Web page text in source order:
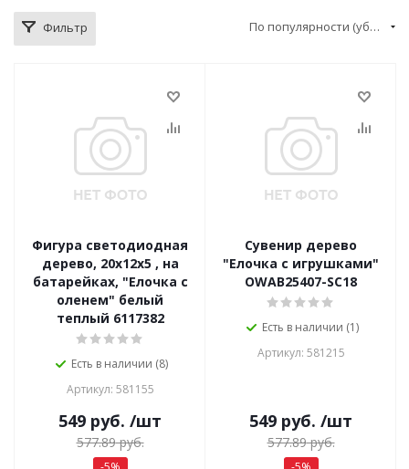
Фильтр По популярности (убывание)
Фигура светодиодная
дерево, 20х12х5 , на
батарейках, "Елочка с
оленем" белый
теплый 6117382
Есть в наличии (8)
Артикул: 581155
549 руб. /шт
577.89руб.
Сувенир дерево
"Елочка с игрушками"
OWAB25407-SC18
Есть в наличии (1)
Артикул: 581215
549 руб. /шт
577.89руб.